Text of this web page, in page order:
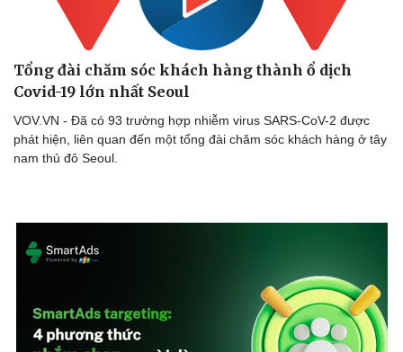
Thể thao
Bóng đá
Ô tô - Xe máy
Tổng đài chăm sóc khách hàng thành ổ dịch
Covid-19 lớn nhất Seoul
VOV.VN - Đã có 93 trường hợp nhiễm virus SARS-CoV-2 được
phát hiện, liên quan đến một tổng đài chăm sóc khách hàng ở tây
nam thủ đô Seoul.